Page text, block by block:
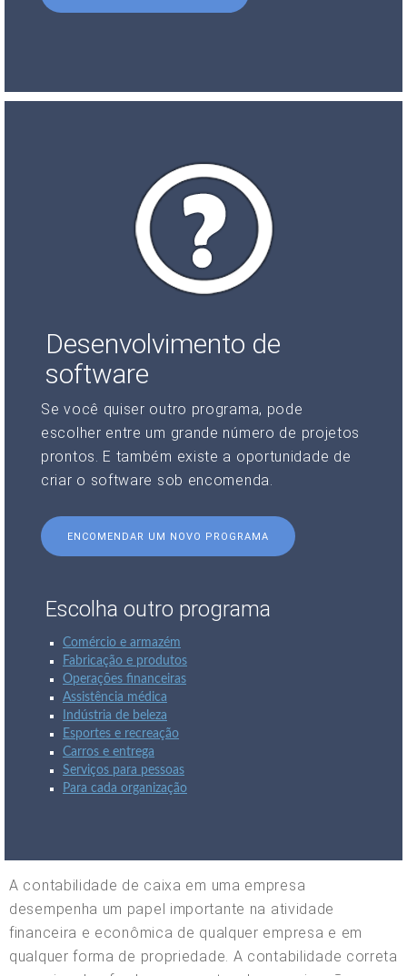
Desenvolvimento de
software
Se você quiser outro programa, pode
escolher entre um grande número de projetos
prontos. E também existe a oportunidade de
criar o software sob encomenda.
ENCOMENDAR UM NOVO PROGRAMA
Escolha outro programa
Comércio e armazém
Fabricação e produtos
Operações financeiras
Assistência médica
Indústria de beleza
Esportes e recreação
Carros e entrega
Serviços para pessoas
Para cada organização
A contabilidade de caixa em uma empresa
desempenha um papel importante na atividade
financeira e econômica de qualquer empresa e em
qualquer forma de propriedade. A contabilidade correta